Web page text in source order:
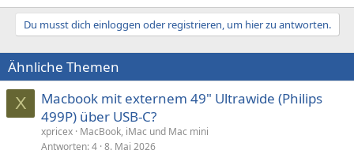
Du musst dich einloggen oder registrieren, um hier zu antworten.
Ähnliche Themen
X
Macbook mit externem 49" Ultrawide (Philips
499P) über USB-C?
xpricex MacBook, iMac und Mac mini
Antworten 4 8. Mai 2026